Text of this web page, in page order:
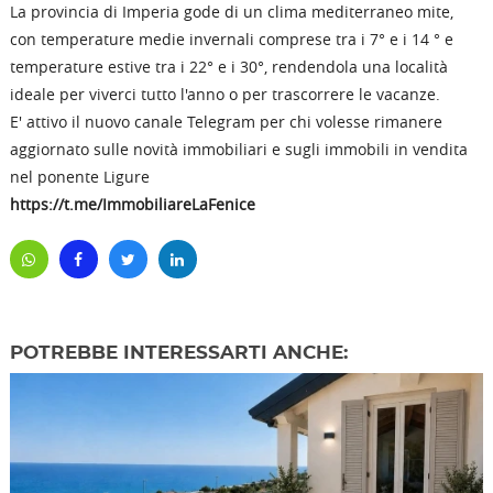
La provincia di Imperia gode di un clima mediterraneo mite,
con temperature medie invernali comprese tra i 7° e i 14 ° e
temperature estive tra i 22° e i 30°, rendendola una località
ideale per viverci tutto l'anno o per trascorrere le vacanze.
E' attivo il nuovo canale Telegram per chi volesse rimanere
aggiornato sulle novità immobiliari e sugli immobili in vendita
nel ponente Ligure
https://t.me/ImmobiliareLaFenice
POTREBBE INTERESSARTI ANCHE: